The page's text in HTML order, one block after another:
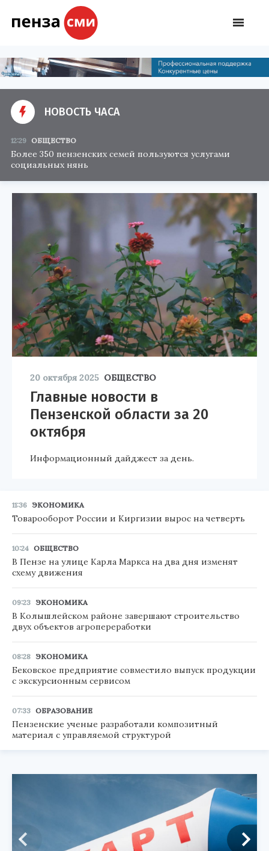
НОВОСТЬ ЧАСА
12:29 ОБЩЕСТВО
Более 350 пензенских семей пользуются услугами
социальных нянь
20 октября 2025 ОБЩЕСТВО
Главные новости в
Пензенской области за 20
октября
Информационный дайджест за день.
11:36 ЭКОНОМИКА
Товарооборот России и Киргизии вырос на четверть
10:24 ОБЩЕСТВО
В Пензе на улице Карла Маркса на два дня изменят
схему движения
09:23 ЭКОНОМИКА
В Колышлейском районе завершают строительство
двух объектов агропереработки
08:28 ЭКОНОМИКА
Бековское предприятие совместило выпуск продукции
с экскурсионным сервисом
07:33 ОБРАЗОВАНИЕ
Пензенские ученые разработали композитный
материал с управляемой структурой